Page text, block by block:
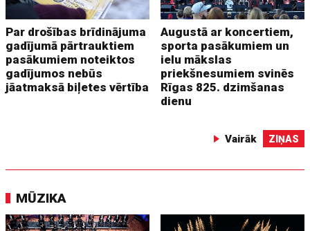
Par drošības brīdinājuma
gadījumā pārtrauktiem
pasākumiem noteiktos
gadījumos nebūs
jāatmaksā biļetes vērtība
Augustā ar koncertiem,
sporta pasākumiem un
ielu mākslas
priekšnesumiem svinēs
Rīgas 825. dzimšanas
dienu
Vairāk ZIŅAS
MŪZIKA